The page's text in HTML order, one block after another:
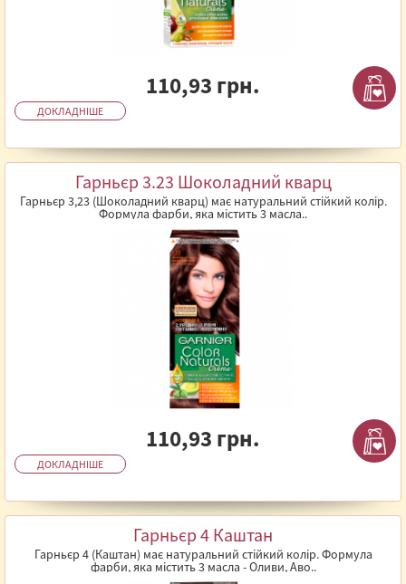
110,93 грн.
ДОКЛАДНІШЕ
Гарньєр 3.23 Шоколадний кварц
Гарньєр 3,23 (Шоколадний кварц) має натуральний стійкий колір.
Формула фарби, яка містить 3 масла..
110,93 грн.
ДОКЛАДНІШЕ
Гарньєр 4 Каштан
Гарньєр 4 (Каштан) має натуральний стійкий колір. Формула
фарби, яка містить 3 масла - Оливи, Аво..